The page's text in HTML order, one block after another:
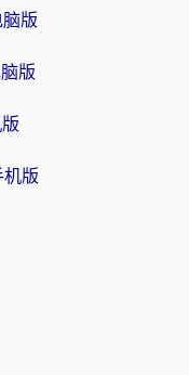
脑版
版
机版